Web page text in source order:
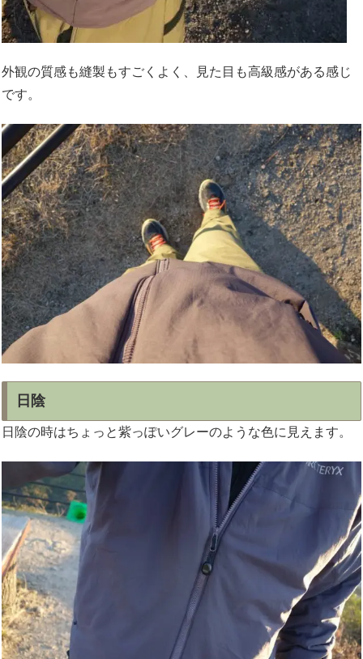
外観の質感も縫製もすごくよく、見た目も高級感がある感じ
です。
日陰
日陰の時はちょっと紫っぽいグレーのような色に見えます。